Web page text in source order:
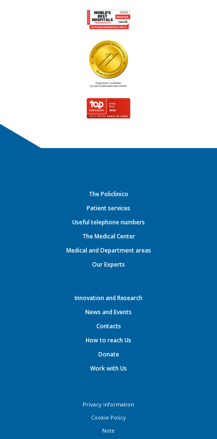
The Policlinico
Patient services
Useful telephone numbers
The Medical Center
Medical and Department areas
Our Experts
Innovation and Research
News and Events
Contacts
How to reach Us
Donate
Work with Us
Privacy information
Cookie Policy
Note